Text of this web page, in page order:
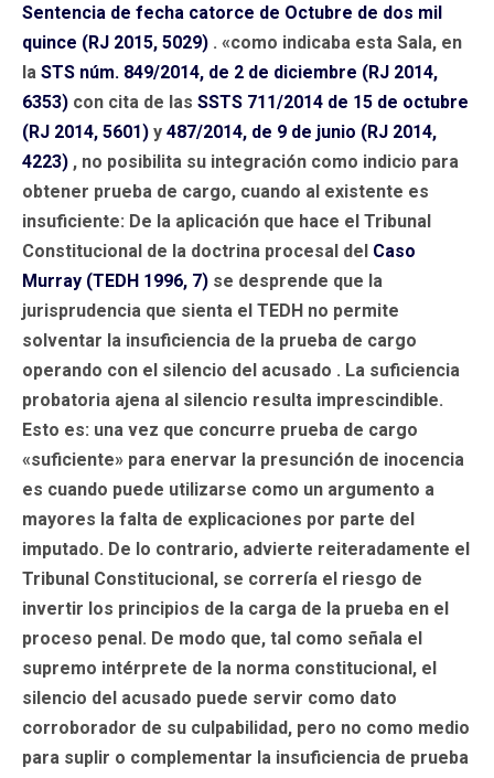
Sentencia de fecha catorce de Octubre de dos mil
quince (RJ 2015, 5029) . «como indicaba esta Sala, en
la STS núm. 849/2014, de 2 de diciembre (RJ 2014,
6353) con cita de las SSTS 711/2014 de 15 de octubre
(RJ 2014, 5601) y 487/2014, de 9 de junio (RJ 2014,
4223) , no posibilita su integración como indicio para
obtener prueba de cargo, cuando al existente es
insuficiente: De la aplicación que hace el Tribunal
Constitucional de la doctrina procesal del Caso
Murray (TEDH 1996, 7) se desprende que la
jurisprudencia que sienta el TEDH no permite
solventar la insuficiencia de la prueba de cargo
operando con el silencio del acusado . La suficiencia
probatoria ajena al silencio resulta imprescindible.
Esto es: una vez que concurre prueba de cargo
«suficiente» para enervar la presunción de inocencia
es cuando puede utilizarse como un argumento a
mayores la falta de explicaciones por parte del
imputado. De lo contrario, advierte reiteradamente el
Tribunal Constitucional, se correría el riesgo de
invertir los principios de la carga de la prueba en el
proceso penal. De modo que, tal como señala el
supremo intérprete de la norma constitucional, el
silencio del acusado puede servir como dato
corroborador de su culpabilidad, pero no como medio
para suplir o complementar la insuficiencia de prueba